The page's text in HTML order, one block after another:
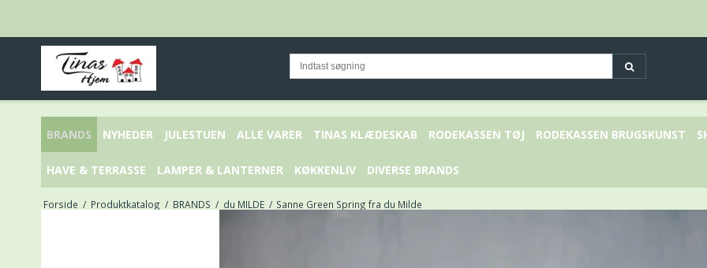
BRANDS NYHEDER JULESTUEN ALLE VARER TINAS KLÆDESKAB RODEKASSEN TØJ RODEKASSEN BRUGSKUNST
HAVE & TERRASSE LAMPER & LANTERNER KØKKENLIV DIVERSE BRANDS
Forside / Produktkatalog / BRANDS / du MILDE / Sanne Green Spring fra du Milde